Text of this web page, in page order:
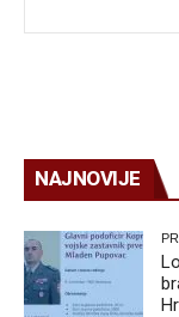
NAJNOVIJE